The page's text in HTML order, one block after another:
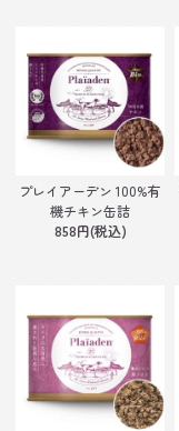
プレイアーデン 100%有
機チキン缶詰
858円(税込)